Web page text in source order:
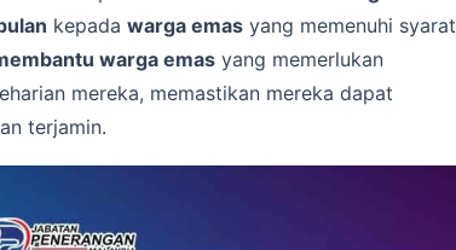
kepada warga emas yang memenuhi syarat
warga emas yang memerlukan
mereka, memastikan mereka dapat
terjamin.